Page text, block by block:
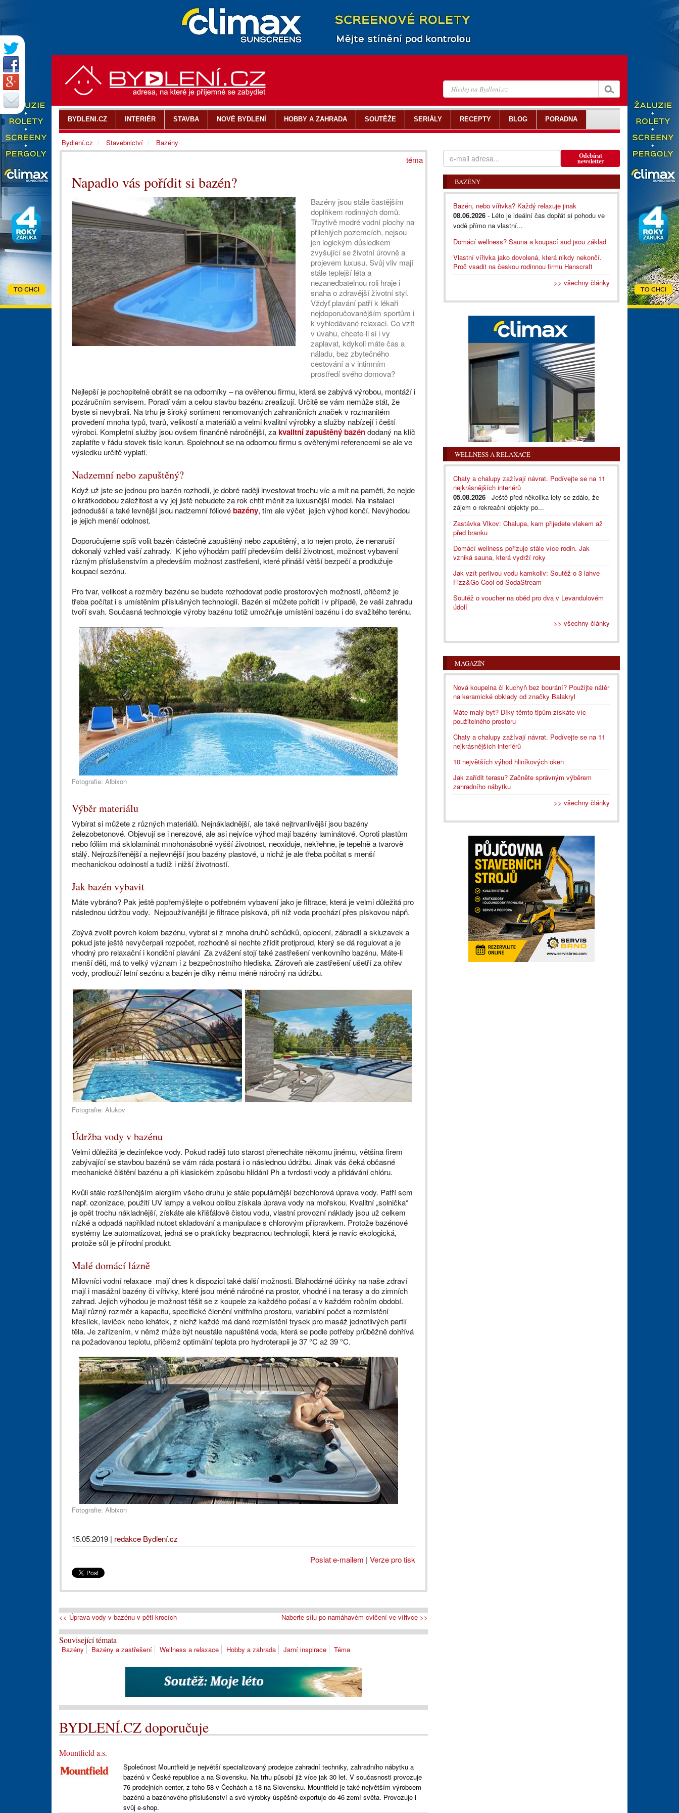
téma
Napadlo vás pořídit si bazén?
Bazény jsou stále častějším
doplňkem rodinných domů.
Třpytivě modré vodní plochy na
přilehlých pozemcích, nejsou
jen logickým důsledkem
zvyšující se životní úrovně a
projevem luxusu. Svůj vliv mají
stále teplejší léta a
nezanedbatelnou roli hraje i
snaha o zdravější životní styl.
Vždyť plavání patří k lékaři
nejdoporučovanějším sportům i
k vyhledávané relaxaci. Co vzít
v úvahu, chcete-li si i vy
zaplavat, kdykoli máte čas a
náladu, bez zbytečného
cestování a v intimním
prostředí svého domova?
Nejlepší je pochopitelně obrátit se na odborníky – na ověřenou firmu, která se zabývá výrobou, montáží i
pozáručním servisem. Poradí vám a celou stavbu bazénu zrealizují. Určitě se vám nemůže stát, že
byste si nevybrali. Na trhu je široký sortiment renomovaných zahraničních značek v rozmanitém
provedení mnoha typů, tvarů, velikostí a materiálů a velmi kvalitní výrobky a služby nabízejí i čeští
výrobci. Kompletní služby jsou ovšem finančně náročnější, zakvalitní zapuštěný bazéndodaný na klíč
zaplatíte v řádu stovek tisíc korun. Spolehnout se na odbornou firmu s ověřenými referencemi se ale ve
výsledku určitě vyplatí.
Nadzemní nebo zapuštěný?
Když už jste se jednou pro bazén rozhodli, je dobré raději investovat trochu víc a mít na paměti, že nejde
o krátkodobou záležitost a vy jej jistě nebudete za rok chtít měnit za luxusnější model. Na instalaci
jednodušší a také levnější jsou nadzemní fóliovébazény, tím ale výčet jejich výhod končí. Nevýhodou
je jejich menší odolnost.
Doporučujeme spíš volit bazén částečně zapuštěný nebo zapuštěný, a to nejen proto, že nenaruší
dokonalý vzhled vaší zahrady. K jeho výhodám patří především delší životnost, možnost vybavení
různým příslušenstvím a především možnost zastřešení, které přináší větší bezpečí a prodlužuje
koupací sezónu.
Pro tvar, velikost a rozměry bazénu se budete rozhodovat podle prostorových možností, přičemž je
třeba počítat i s umístěním příslušných technologií. Bazén si můžete pořídit i v případě, že vaši zahradu
tvoří svah. Současná technologie výroby bazénu totiž umožňuje umístění bazénu i do svažitého terénu.
Fotografie: Albixon
Výběr materiálu
Vybírat si můžete z různých materiálů. Nejnákladnější, ale také nejtrvanlivější jsou bazény
železobetonové. Objevují se i nerezové, ale asi nejvíce výhod mají bazény laminátové. Oproti plastům
nebo fóliím má sklolaminát mnohonásobně vyšší životnost, neoxiduje, nekřehne, je tepelně a tvarově
stálý. Nejrozšířenější a nejlevnější jsou bazény plastové, u nichž je ale třeba počítat s menší
mechanickou odolností a tudíž i nižší životností.
Jak bazén vybavit
Máte vybráno? Pak ještě popřemýšlejte o potřebném vybavení jako je filtrace, která je velmi důležitá pro
následnou údržbu vody. Nejpoužívanější je filtrace písková, při níž voda prochází přes pískovou nápň.
Zbývá zvolit povrch kolem bazénu, vybrat si z mnoha druhů schůdků, oplocení, zábradlí a skluzavek a
pokud jste ještě nevyčerpali rozpočet, rozhodně si nechte zřídit protiproud, který se dá regulovat a je
vhodný pro relaxační i kondiční plavání Za zvážení stojí také zastřešení venkovního bazénu. Máte-li
menší děti, má to velký význam i z bezpečnostního hlediska. Zároveň ale zastřešení ušetří za ohřev
vody, prodlouží letní sezónu a bazén je díky němu méně náročný na údržbu.
Fotografie: Alukov
Údržba vody v bazénu
Velmi důležitá je dezinfekce vody. Pokud raději tuto starost přenecháte někomu jinému, většina firem
zabývající se stavbou bazénů se vám ráda postará i o následnou údržbu. Jinak vás čeká občasné
mechanické čištění bazénu a při klasickém způsobu hlídání Ph a tvrdosti vody a přidávání chlóru.
Kvůli stále rozšířenějším alergiím všeho druhu je stále populárnější bezchlorová úprava vody. Patří sem
např. ozonizace, použití UV lampy a velkou oblibu získala úprava vody na mořskou. Kvalitní „solnička“
je opět trochu nákladnější, získáte ale křišťálově čistou vodu, vlastní provozní náklady jsou už celkem
nízké a odpadá například nutost skladování a manipulace s chlorovým přípravkem. Protože bazénové
systémy lze automatizovat, jedná se o prakticky bezpracnou technologii, která je navíc ekologická,
protože sůl je přírodní produkt.
Malé domácí lázně
Milovníci vodní relaxace mají dnes k dispozici také další možnosti. Blahodárné účinky na naše zdraví
mají i masážní bazény či vířivky, které jsou méně náročné na prostor, vhodné i na terasy a do zimních
zahrad. Jejich výhodou je možnost těšit se z koupele za každého počasí a v každém ročním období.
Mají různý rozměr a kapacitu, specifické členění vnitřního prostoru, variabilní počet a rozmístění
křesílek, laviček nebo lehátek, z nichž každé má dané rozmístění trysek pro masáž jednotlivých partií
těla. Je zařízením, v němž může být neustále napuštěná voda, která se podle potřeby průběžně dohřívá
na požadovanou teplotu, přičemž optimální teplota pro hydroterapii je 37 °C až 39 °C.
Fotografie: Albixon
15.05.2019 | redakce Bydlení.cz
Poslat e-mailem | Verze pro tisk
<< Úprava vody v bazénu v pěti krocích Naberte sílu po namáhavém cvičení ve vířivce >>
Související témata
Bazény Bazény a zastřešení Wellness a relaxace Hobby a zahrada Jarní inspirace Téma
BYDLENÍ.CZ doporučuje
Mountfield a.s.
Společnost Mountfield je největší specializovaný prodejce zahradní techniky, zahradního nábytku a
bazénů v České republice a na Slovensku. Na trhu působí již více jak 30 let. V současnosti provozuje
76 prodejních center, z toho 58 v Čechách a 18 na Slovensku. Mountfield je také největším výrobcem
bazénů a bazénového příslušenství a své výrobky úspěšně exportuje do 46 zemí světa. Provozuje i
svůj e-shop.
Odebírat
newsletter
BAZÉNY
Bazén, nebo vířivka? Každý relaxuje jinak
08.06.2026 - Léto je ideální čas dopřát si pohodu ve
vodě přímo na vlastní...
Domácí wellness? Sauna a koupací sud jsou základ
Vlastní vířivka jako dovolená, která nikdy nekončí.
Proč vsadit na českou rodinnou firmu Hanscraft
>> všechny články
WELLNESS A RELAXACE
Chaty a chalupy zažívají návrat. Podívejte se na 11
nejkrásnějších interiérů
05.08.2026 - Ještě před několika lety se zdálo, že
zájem o rekreační objekty po...
Zastávka Vlkov: Chalupa, kam přijedete vlakem až
před branku
Domácí wellness pořizuje stále více rodin. Jak
vzniká sauna, která vydrží roky
Jak vzít perlivou vodu kamkoliv: Soutěž o 3 lahve
Fizz&Go Cool od SodaStream
Soutěž o voucher na oběd pro dva v Levandulovém
údolí
>> všechny články
MAGAZÍN
Nová koupelna či kuchyň bez bourání? Použijte nátěr
na keramické obklady od značky Balakryl
Máte malý byt? Díky těmto tipům získáte víc
použitelného prostoru
Chaty a chalupy zažívají návrat. Podívejte se na 11
nejkrásnějších interiérů
10 největších výhod hliníkových oken
Jak zařídit terasu? Začněte správným výběrem
zahradního nábytku
>> všechny články
BYDLENI.CZ INTERIÉR STAVBA NOVÉ BYDLENÍ HOBBY A ZAHRADA SOUTĚŽE SERIÁLY RECEPTY BLOG PORADNA
Bydlení.cz Stavebnictví Bazény